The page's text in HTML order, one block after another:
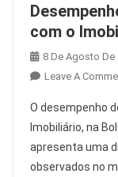
com o
8 De Agosto De
Leave A
O desempenho
Imobiliário, na
apresenta uma
observados no